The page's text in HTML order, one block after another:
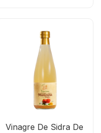
Vinagre De Sidra De